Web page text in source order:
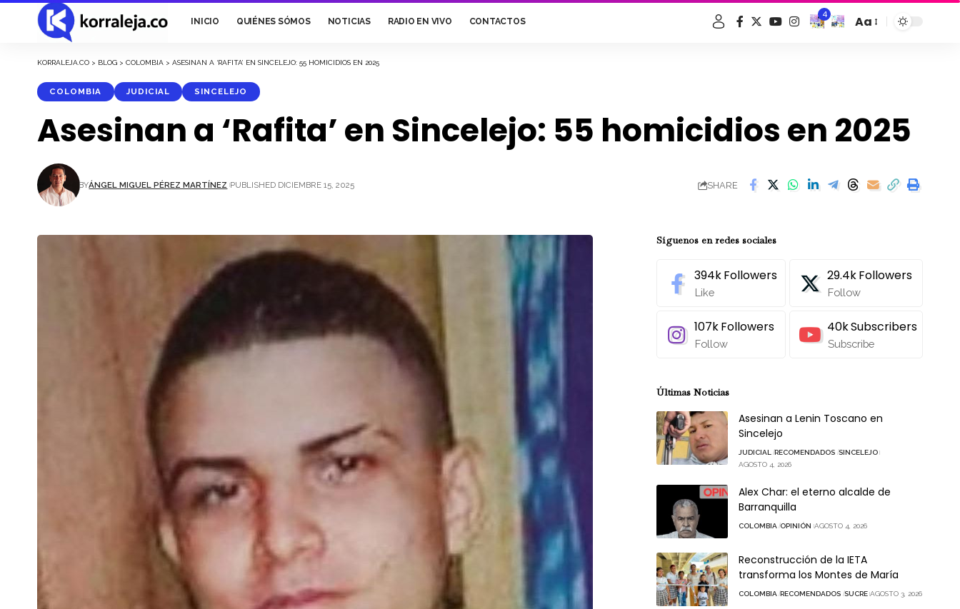
INICIO QUIÉNES SÓMOS NOTICIAS RADIO EN VIVO CONTACTOS
4
Font
Aa
KORRALEJA.CO > BLOG > COLOMBIA > ASESINAN A ‘RAFITA’ EN SINCELEJO: 55 HOMICIDIOS EN 2025
COLOMBIA JUDICIAL SINCELEJO
Asesinan a ‘Rafita’ en Sincelejo: 55 homicidios en 2025
BYÁNGEL MIGUEL PÉREZ MARTÍNEZ PUBLISHED DICIEMBRE 15, 2025 SHARE
Síguenos en redes sociales
394kFollowers
Like
29.4kFollowers
Follow
107kFollowers
Follow
40kSubscribers
Subscribe
Últimas Noticias
Asesinan a Lenin Toscano en
Sincelejo
JUDICIAL RECOMENDADOS SINCELEJO
AGOSTO 4, 2026
Alex Char: el eterno alcalde de
Barranquilla
COLOMBIA OPINIÓN AGOSTO 4, 2026
Reconstrucción de la IETA
transforma los Montes de María
COLOMBIA RECOMENDADOS SUCRE AGOSTO 3, 2026